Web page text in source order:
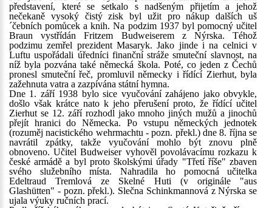
představení, které se setkalo s nadšeným přijetím a jehož
nečekaně vysoký čistý zisk byl užit pro nákup dalších uš
´čebních pomůcek a knih. Na podzim 1937 byl pomocný učitel
Braun vystřídán Fritzem Budweiserem z Nýrska. Téhož
podzimu zemřel prezident Masaryk. Jako jinde i na celnici v
Luftu uspořádali úředníci finanční stráže smuteční slavnost, na
níž byla pozvána také německá škola. Poté, co jeden z Čechů
pronesl smuteční řeč, promluvil německy i řídící Zierhut, byla
zažehnuta vatra a zazpívána státní hymna.
Dne 1. září 1938 bylo sice vyučování zahájeno jako obvykle,
došlo však krátce nato k jeho přerušení proto, že řídící učitel
Zierhut se 12. září rozhodl jako mnoho jiných mužů a jinochů
přejít hranici do Německa. Po vstupu německých jednotek
(rozuměj nacistického wehrmachtu - pozn. překl.) dne 8. října se
navrátil zpátky, takže vyučování mohlo být znovu plně
obnoveno. Učitel Budweiser vyhověl povolávacímu rozkazu k
české armádě a byl proto školskými úřady "Třetí říše" zbaven
svého služebního místa. Nahradila ho pomocná učitelka
Edeltraud Tremlová ze Skelné Huti (v originále "aus
Glashütten" - pozn. překl.). Slečna Schinkmannová z Nýrska se
ujala výuky ručních prací.